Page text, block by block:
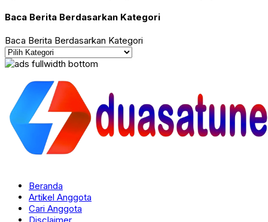
Baca Berita Berdasarkan Kategori
Baca Berita Berdasarkan Kategori
Beranda
Artikel Anggota
Cari Anggota
Disclaimer